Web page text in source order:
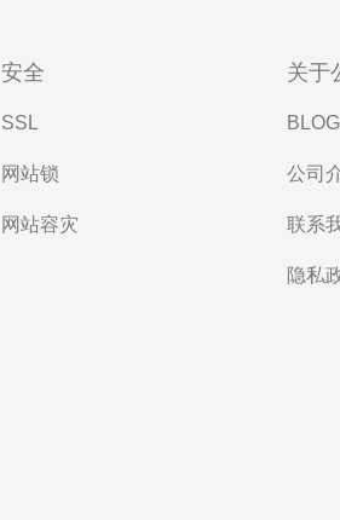
安全
SSL
网站锁
网站容灾
关于
BLOG
公司
联系
隐私